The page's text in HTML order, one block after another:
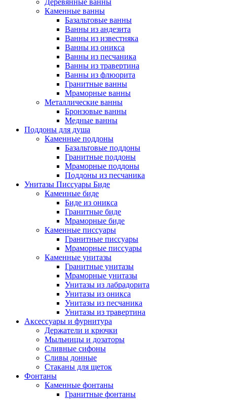
Деревянные ванны
Каменные ванны
Базальтовые ванны
Ванны из андезита
Ванны из известняка
Ванны из оникса
Ванны из песчаника
Ванны из травертина
Ванны из флюорита
Гранитные ванны
Мраморные ванны
Металлические ванны
Бронзовые ванны
Медные ванны
Поддоны для душа
Каменные поддоны
Базальтовые поддоны
Гранитные поддоны
Мраморные поддоны
Поддоны из песчаника
Унитазы Писсуары Биде
Каменные биде
Биде из оникса
Гранитные биде
Мраморные биде
Каменные писсуары
Гранитные писсуары
Мраморные писсуары
Каменные унитазы
Гранитные унитазы
Мраморные унитазы
Унитазы из лабрадорита
Унитазы из оникса
Унитазы из песчаника
Унитазы из травертина
Аксессуары и фурнитура
Держатели и крючки
Мыльницы и дозаторы
Сливные сифоны
Сливы донные
Стаканы для щеток
Фонтаны
Каменные фонтаны
Гранитные фонтаны